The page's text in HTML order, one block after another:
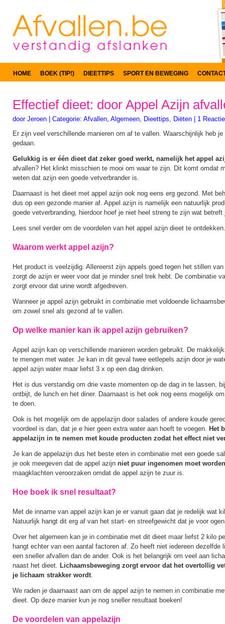
HOME BOEK (TIP!) DIEETTIPS SPORT EN BEWEGING
Effectief dieet: door Appel Azijn
door Jeroen Categorie: Afvallen, Algemeen, Dieettips, Diëten
1 Reactie
Er zijn veel verschillende manieren om af te vallen. Waarschijnlijk heb
gedaan.
Gelukkig is er één dieet dat zeker goed werkt, namelijk het appel
afvallen? Het klinkt misschien te mooi om waar te zijn. Dit komt omdat
weten dat azijn een goede vetverbrander is.
Daarnaast is het dieet met appel azijn ook nog eens erg gezond. Met
dus op een gezonde manier af. Appel azijn is namelijk een natuurlijk
goede vetverbranding, hierdoor hoef je niet heel streng te zijn wat betreft
Lees snel verder om de voordelen van het appel azijn dieet te ontdekken.
Waarom werkt appel azijn?
Het product is veelzijdig. Allereerst zijn appels goed tegen het stillen
zorgt de azijn er weer voor dat je minder snel trek hebt. De combinatie
zorgt ervoor dat urine wordt afgedreven.
Wanneer je appel azijn gebruikt in combinatie met voldoende
om zowel snel als gezond af te vallen.
Op welke manier kan ik appel azijn gebruiken?
Appel azijn kan op verschillende manieren worden gebruikt. De
te mengen met water. Je kan in dit geval twee eetlepels azijn door je
appel azijn water maar liefst 3 x op een dag drinken.
Het is dus verstandig om drie vaste momenten op de dag in te lassen,
ontbijt, de lunch en het diner. Daarnaast is het ook nog eens mogelijk
te doen.
Ook is het mogelijk om de appelazijn door salades of andere koude
voordeel is dan, dat je e hier geen extra water aan hoeft te voegen. Het
appelazijn in te nemen met koude producten zodat het effect niet
Je kan de appelazijn dus het beste eten in combinatie met een goede
je ook meegeven dat de appel azijn niet puur ingenomen moet worden
maagklachten veroorzaken omdat de appel azijn te zuur is.
Hoe boek ik snel resultaat?
Met de inname van appel azijn kan je er vanuit gaan dat je redelijk wat
Natuurlijk hangt dit erg af van het start- en streefgewicht dat je voor
Over het algemeen kan je in combinatie met dit dieet maar liefst 2 kilo
hangt echter van een aantal factoren af. Zo heeft niet iedereen dezelfde
een sneller afvallen dan de ander. Ook is het belangrijk om veel aan
naast het dieet. Lichaamsbeweging zorgt ervoor dat het overtollig
je lichaam strakker wordt.
We raden je daarnaast aan om de appel azijn te nemen in combinatie
dieet. Op deze manier kun je nog sneller resultaat boeken!
De voordelen van appelazijn